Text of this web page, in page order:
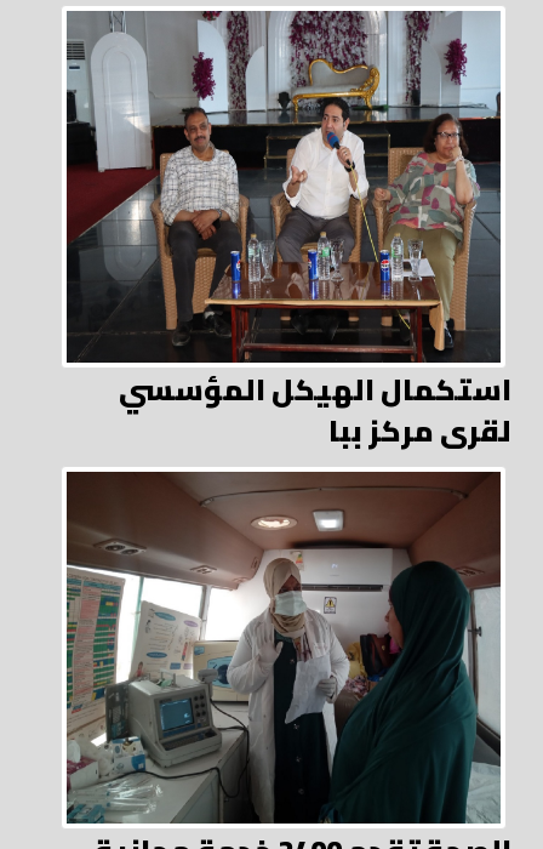
استكمال الهيكل المؤسسي
لقرى مركز ببا